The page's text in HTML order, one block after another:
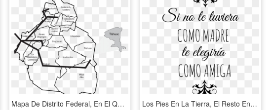
Mapa De Distrito Federal, En El Que Se Ubica El Sistema - Abastecimiento De Agua Potable Ciudad De Mexico, HD Png Download Los Pies En La Tierra, El Resto En Las Nubes - Frases Dia De La Madre Png, Transparent Png